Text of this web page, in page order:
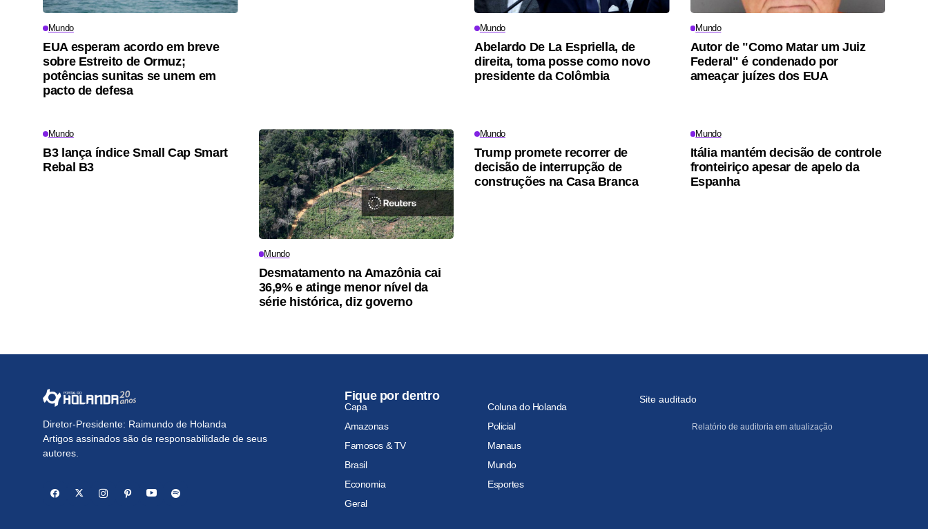
Mundo
EUA esperam acordo em breve
sobre Estreito de Ormuz;
potências sunitas se unem em
pacto de defesa
Mundo
Abelardo De La Espriella, de
direita, toma posse como novo
presidente da Colômbia
Mundo
Autor de "Como Matar um Juiz
Federal" é condenado por
ameaçar juízes dos EUA
Mundo
B3 lança índice Small Cap Smart
Rebal B3
Mundo
Desmatamento na Amazônia cai
36,9% e atinge menor nível da
série histórica, diz governo
Mundo
Trump promete recorrer de
decisão de interrupção de
construções na Casa Branca
Mundo
Itália mantém decisão de controle
fronteiriço apesar de apelo da
Espanha
Diretor-Presidente: Raimundo de Holanda
Artigos assinados são de responsabilidade de seus
autores.
Fique por dentro
Capa
Coluna do Holanda
Amazonas
Policial
Famosos & TV
Manaus
Brasil
Mundo
Economia
Esportes
Geral
Site auditado
Relatório de auditoria em atualização